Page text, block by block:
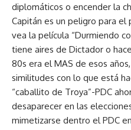
diplomáticos o encender la
Capitán es un peligro para el
vea la película “Durmiendo
tiene aires de Dictador o
80s era el MAS de esos
similitudes con lo que está
“caballito de Troya”-PDC
desaparecer en las
mimetizarse dentro el PDC